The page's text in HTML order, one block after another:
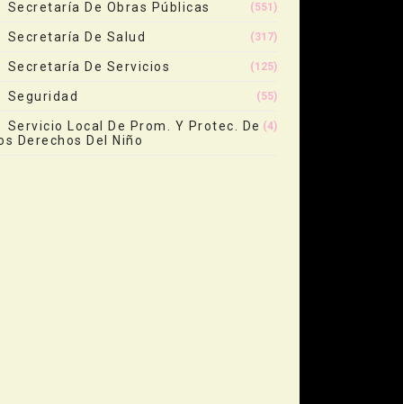
Secretaría De Obras Públicas (551)
Secretaría De Salud (317)
Secretaría De Servicios (125)
Seguridad (55)
Servicio Local De Prom. Y Protec. De
Derechos Del Niño
(4)